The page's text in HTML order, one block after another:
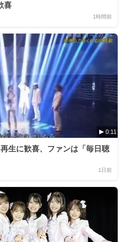
喜
1時間前
0:11
生に歓喜、ファンは「毎日聴
1日前